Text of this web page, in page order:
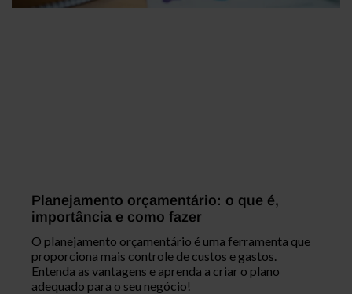
Planejamento orçamentário: o que é,
importância e como fazer
O planejamento orçamentário é uma ferramenta que
proporciona mais controle de custos e gastos.
Entenda as vantagens e aprenda a criar o plano
adequado para o seu negócio!